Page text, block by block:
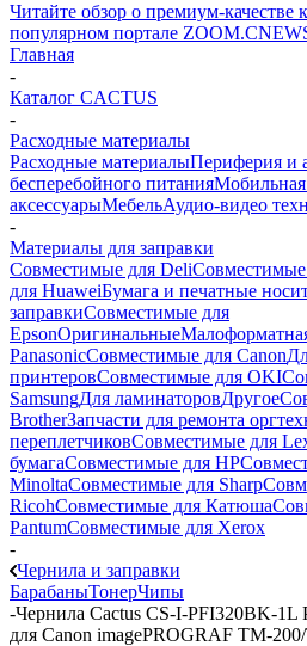
Читайте обзор о премиум-качестве
популярном портале
Главная
-
Каталог CACTUS
-
Расходные материалы
Расходные материалыПериферия и
бесперебойного питанияМобильная
аксессуарыМебельАудио-видео
-
Материалы для заправки
Совместимые для DeliСовместимые
для HuaweiБумага и печатные
заправкиСовместимые для
EpsonОригинальные
PanasonicСовместимые для Canon
принтеровСовместимые для OKI
SamsungДля ламинаторовДругое
BrotherЗапчасти для ремонта
переплетчиковСовместимые для
бумагаСовместимые для HP
MinoltaСовместимые для Sharp
RicohСовместимые для Катюша
PantumСовместимые для Xerox
-
Чернила и заправки
БарабаныТонерЧипы
-Чернила Cactus CS-I-PFI320BK-1L
для Canon imagePROGRAF TM-